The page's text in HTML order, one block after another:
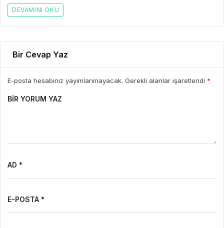
DEVAMINI OKU
Bir Cevap Yaz
E-posta hesabınız yayımlanmayacak. Gerekli alanlar işaretlendi *
BIR YORUM YAZ
AD *
E-POSTA *